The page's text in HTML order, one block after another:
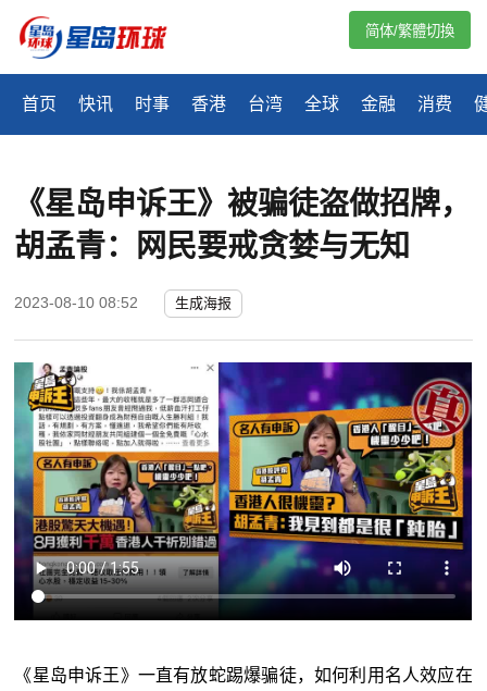
首页 快讯 时事 香港 台湾 全球 金融 消费
简体/繁體切換
《星岛申诉王》被骗徒盗做招牌，
胡孟青：网民要戒贪婪与无知
2023-08-10 08:52 生成海报
《星岛申诉王》一直有放蛇踢爆骗徒，如何利用名人效应在